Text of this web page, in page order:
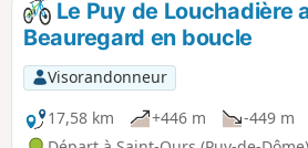
Le Puy de Louchadière
Beauregard en boucle
Visorandonneur
17,58 km
+446 m -449 m